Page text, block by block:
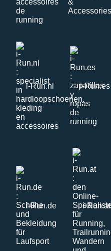
i-Run.nl i-Run.es
i-Run.de i-Run.at